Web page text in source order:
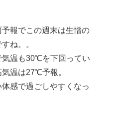
報でこの週末は生憎の
ね。。
温も30℃を下回ってい
温は27℃予報。
感で過ごしやすくなっ